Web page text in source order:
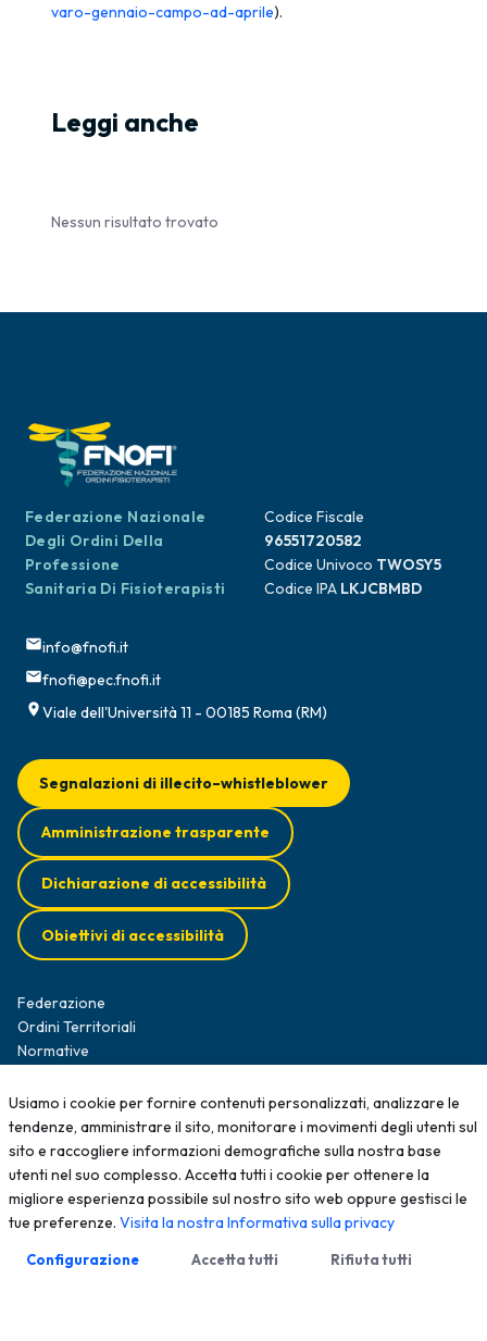
varo-gennaio-campo-ad-aprile).
Leggi anche
Nessun risultato trovato
Federazione Nazionale
Degli Ordini Della
Professione
Sanitaria Di Fisioterapisti
Codice Fiscale
96551720582
Codice Univoco TWOSY5
Codice IPA LKJCBMBD
info@fnofi.it
fnofi@pec.fnofi.it
Viale dell'Università 11 - 00185 Roma (RM)
Federazione
Ordini Territoriali
Normative
Opportunità professionali
Formazione
News
Contatti
Segnalazioni di illecito–whistleblower
Amministrazione trasparente
Dichiarazione di accessibilità
Obiettivi di accessibilità
2025 - Tutti i diritti sono riservati; qualsiasi riproduzione, anche
parziale, senza autorizzazione scritta è vietata
Usiamo i cookie per fornire contenuti personalizzati, analizzare le
tendenze, amministrare il sito, monitorare i movimenti degli utenti sul
sito e raccogliere informazioni demografiche sulla nostra base
utenti nel suo complesso. Accetta tutti i cookie per ottenere la
migliore esperienza possibile sul nostro sito web oppure gestisci le
tue preferenze. Visita la nostra Informativa sulla privacy
Configurazione Accetta tutti Rifiuta tutti